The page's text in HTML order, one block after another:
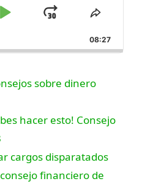
Reproducir
Saltar
hacia
adelante
08:27
sobre dinero
hacer esto! Consejo
cargos disparatados
financiero de